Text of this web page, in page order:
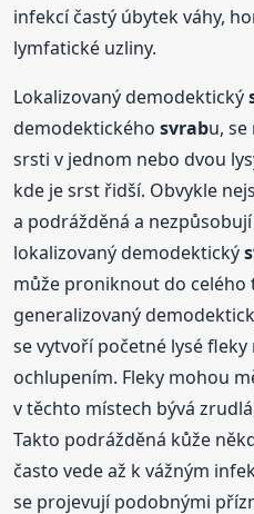
infekcí častý úbytek váhy,
lymfatické uzliny.
Lokalizovaný demodektický
demodektickéhosvrabu,
srsti v jednom nebo dvou
kde je srst řidší. Obvykle
a podrážděná a
lokalizovaný demodektický
může proniknout do celého
generalizovaný
se vytvoří početné lysé
ochlupením. Fleky mohou
v těchto místech bývá
Takto podrážděná kůže
často vede až k vážným
se projevují podobnými